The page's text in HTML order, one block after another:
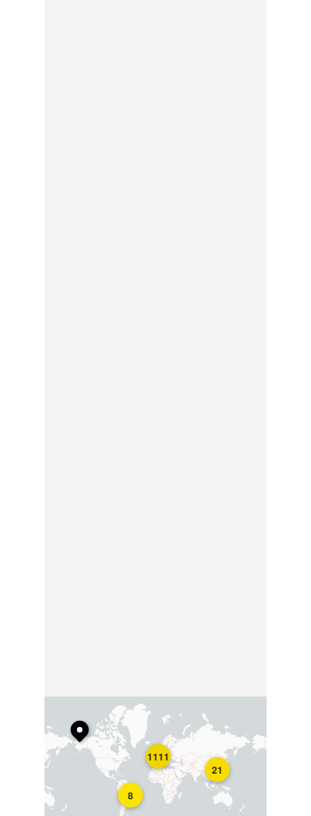
8
21
1111